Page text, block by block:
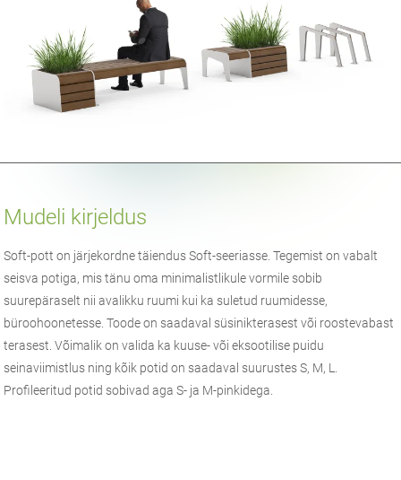
Mudeli kirjeldus
Soft-pott on järjekordne täiendus Soft-seeriasse. Tegemist on vabalt
seisva potiga, mis tänu oma minimalistlikule vormile sobib
suurepäraselt nii avalikku ruumi kui ka suletud ruumidesse,
büroohoonetesse. Toode on saadaval süsinikterasest või roostevabast
terasest. Võimalik on valida ka kuuse- või eksootilise puidu
seinaviimistlus ning kõik potid on saadaval suurustes S, M, L.
Profileeritud potid sobivad aga S- ja M-pinkidega.